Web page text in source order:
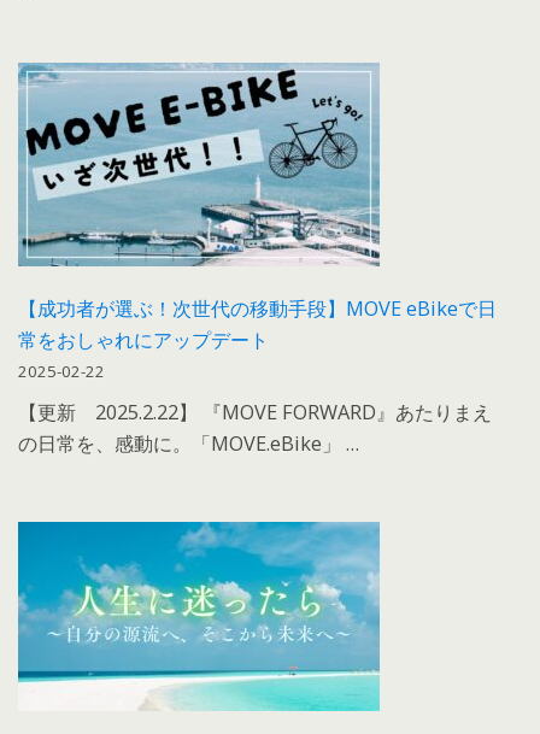
【成功者が選ぶ！次世代の移動手段】MOVE eBikeで日
常をおしゃれにアップデート
2025-02-22
【更新 2025.2.22】 『MOVE FORWARD』あたりまえ
の日常を、感動に。「MOVE.eBike」 …